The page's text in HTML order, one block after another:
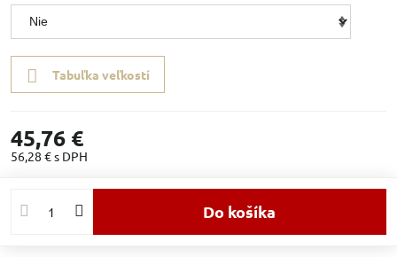
Tabuľka veľkostí
45,76 €
56,28 €s DPH
Do košíka